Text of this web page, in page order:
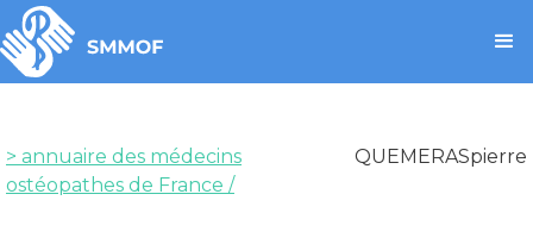
> annuaire des médecins
ostéopathes de France /
QUEMERASpierre